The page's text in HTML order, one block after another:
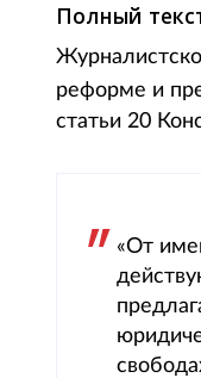
Полный
реформе и
статьи 20
«От